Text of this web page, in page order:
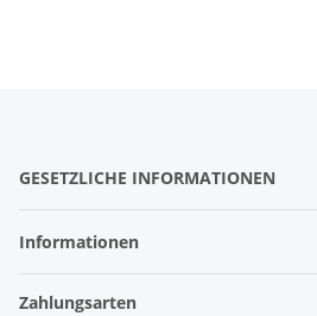
GESETZLICHE INFORMATIONEN
Informationen
Zahlungsarten